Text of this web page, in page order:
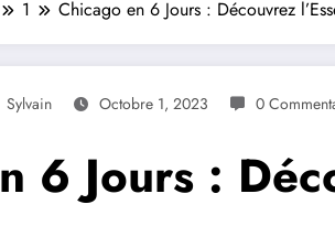
1 Chicago en 6 Jours : Découvrez
Sylvain Octobre 1, 2023 0
6 Jours :